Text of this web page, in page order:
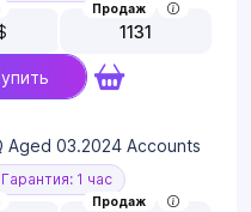
Продаж
1131
Aged 03.2024 Accounts
Гарантия: 1 час
Продаж